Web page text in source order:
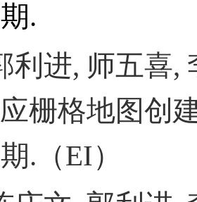
期.
利进, 师五喜,
栅格地图创
期. （EI）